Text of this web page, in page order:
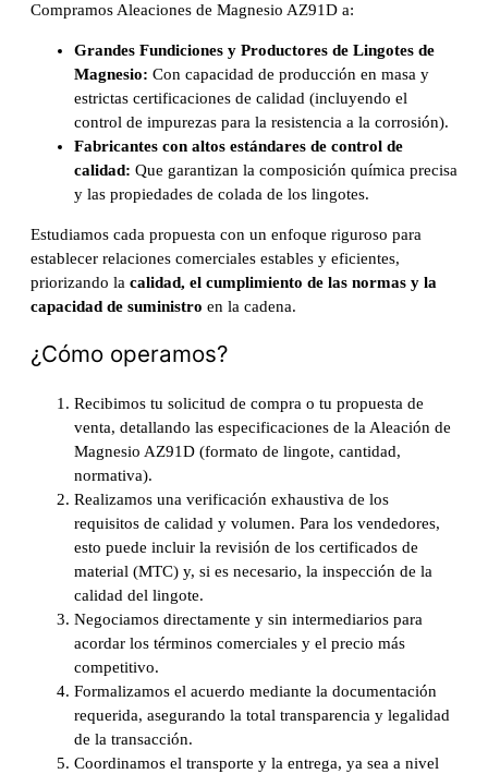
Compramos Aleaciones de Magnesio AZ91D a:
Grandes Fundiciones y Productores de Lingotes de
Magnesio: Con capacidad de producción en masa y
estrictas certificaciones de calidad (incluyendo el
control de impurezas para la resistencia a la corrosión).
Fabricantes con altos estándares de control de
calidad: Que garantizan la composición química precisa
y las propiedades de colada de los lingotes.
Estudiamos cada propuesta con un enfoque riguroso para
establecer relaciones comerciales estables y eficientes,
priorizando la calidad, el cumplimiento de las normas y la
capacidad de suministro en la cadena.
¿Cómo operamos?
Recibimos tu solicitud de compra o tu propuesta de
venta, detallando las especificaciones de la Aleación de
Magnesio AZ91D (formato de lingote, cantidad,
normativa).
Realizamos una verificación exhaustiva de los
requisitos de calidad y volumen. Para los vendedores,
esto puede incluir la revisión de los certificados de
material (MTC) y, si es necesario, la inspección de la
calidad del lingote.
Negociamos directamente y sin intermediarios para
acordar los términos comerciales y el precio más
competitivo.
Formalizamos el acuerdo mediante la documentación
requerida, asegurando la total transparencia y legalidad
de la transacción.
Coordinamos el transporte y la entrega, ya sea a nivel